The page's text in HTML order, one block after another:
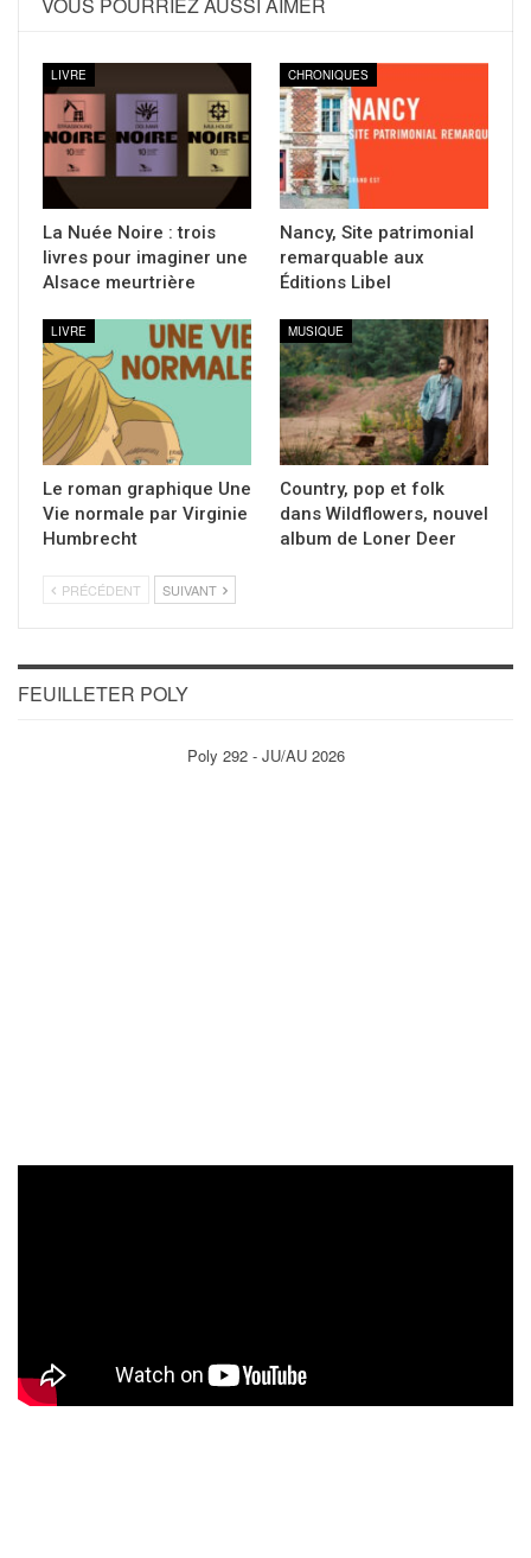
LIVRE
La Nuée Noire : trois
livres pour imaginer une
Alsace meurtrière
CHRONIQUES
Nancy, Site patrimonial
remarquable aux
Éditions Libel
LIVRE
Le roman graphique Une
Vie normale par Virginie
Humbrecht
MUSIQUE
Country, pop et folk
dans Wildflowers, nouvel
album de Loner Deer
PRÉCÉDENT SUIVANT
FEUILLETER POLY
Poly 292 - JU/AU 2026